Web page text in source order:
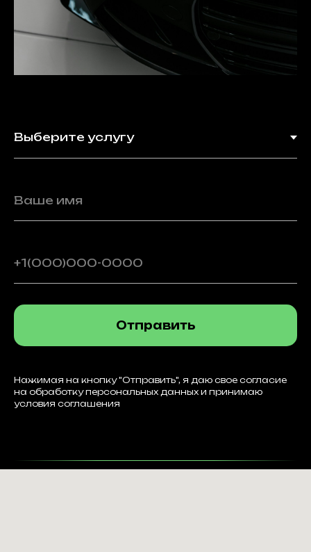
Отправить
Нажимая на кнопку "Отправить", я даю свое согласие
на обработку персональных данных и принимаю
условия соглашения